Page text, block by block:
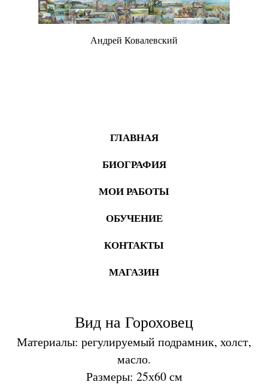
Андрей Ковалевский
ГЛАВНАЯ
БИОГРАФИЯ
МОИ РАБОТЫ
ОБУЧЕНИЕ
КОНТАКТЫ
МАГАЗИН
Вид на Гороховец
Материалы: регулируемый подрамник, холст,
масло.
Размеры: 25х60 см